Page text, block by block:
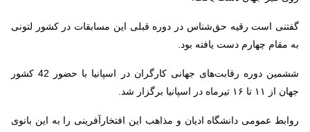
گفتنی است رقیه‌ حق‌شناس در دوره قبلی این مسابقات در کشور لتونی
به مقام چهارم دست یافته بود.
ششمین دوره رقابت‌های جهانی کارگران در اسپانیا با حضور 42 کشور
جهان از ۱۱ تا ۱۶ تیرماه در اسپانیا برگزار شد.
روابط عمومی دانشگاه ادیان و مذاهب این افتخارآفرینی را به این بانوی